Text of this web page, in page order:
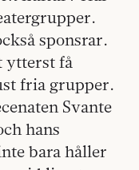
sponsrar.
ytterst få
fria grupper.
Svante
hans
bara håller